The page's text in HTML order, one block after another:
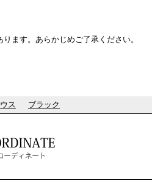
ます。あらかじめご了承ください。
ス ブラック